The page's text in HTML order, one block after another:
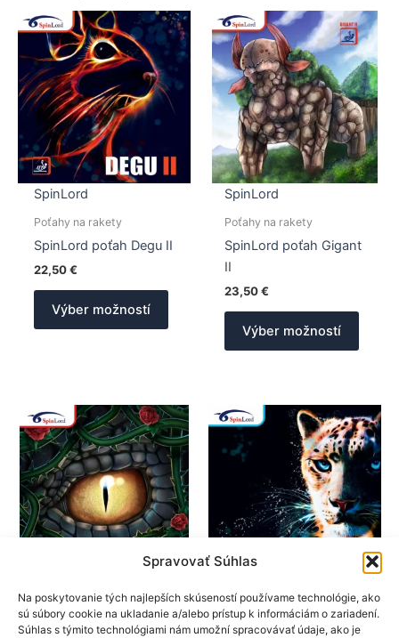
Spravovať Súhlas
Na poskytovanie tých najlepších skúseností používame technológie, ako
sú súbory cookie na ukladanie a/alebo prístup k informáciám o zariadení.
Súhlas s týmito technológiami nám umožní spracovávať údaje, ako je
SpinLord
Poťahy na rakety
SpinLord poťah Degu II
22,50€
Výber možností
Tento
si
môžete
vybrať
na
stránke
produktu.
SpinLord
Poťahy na rakety
SpinLord poťah Gigant
II
23,50€
Výber možností
Tento
si
na
Poťahy na rakety Poťahy na rakety